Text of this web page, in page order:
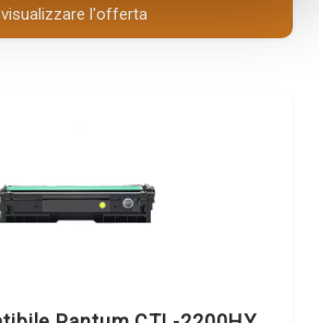
visualizzare l'offerta